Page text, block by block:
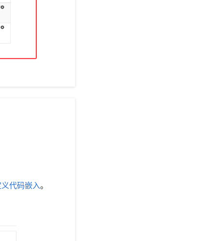
代码嵌入。